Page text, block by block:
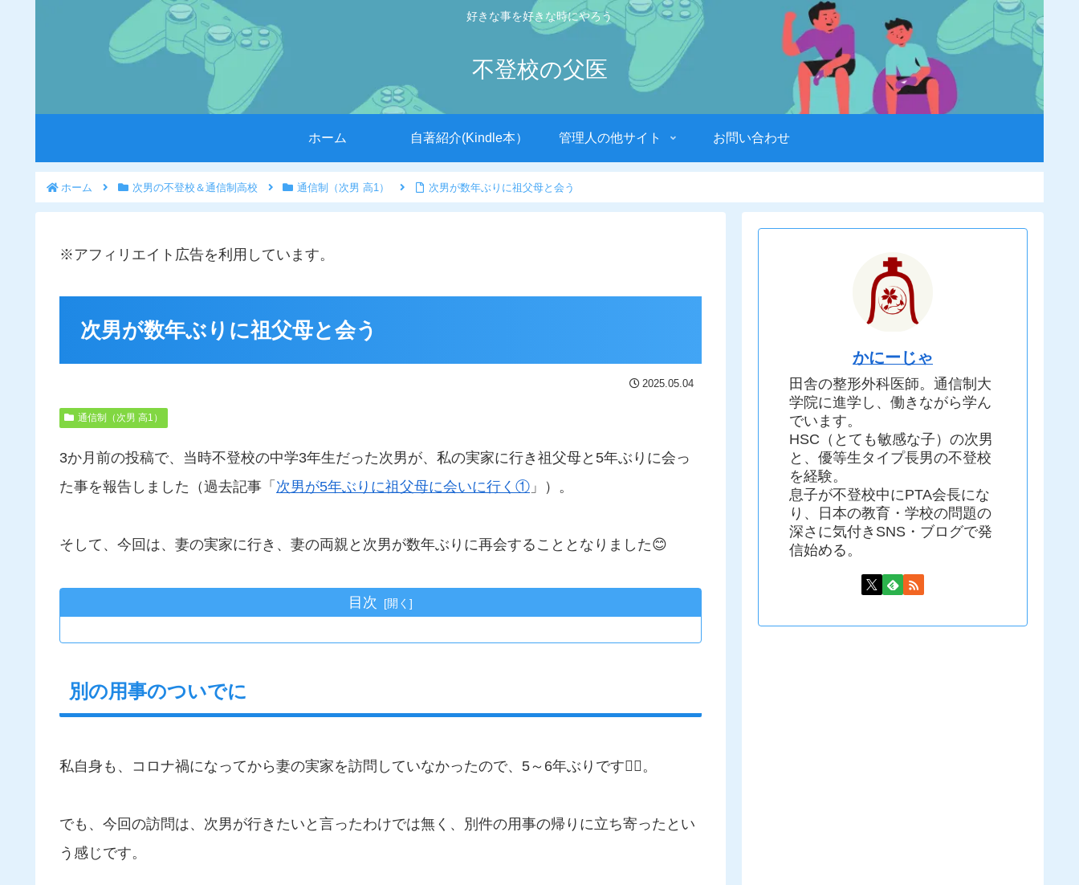
好きな事を好きな時にやろう
不登校の父医
ホーム 自著紹介(Kindle本） 管理人の他サイト お問い合わせ
ホーム 次男の不登校＆通信制高校 通信制（次男 高1） 次男が数年ぶりに祖父母と会う
※アフィリエイト広告を利用しています。
次男が数年ぶりに祖父母と会う
2025.05.04
通信制（次男 高1）
3か月前の投稿で、当時不登校の中学3年生だった次男が、私の実家に行き祖父母と5年ぶりに会っ
た事を報告しました（過去記事「 次男が5年ぶりに祖父母に会いに行く① 」）。
そして、今回は、妻の実家に行き、妻の両親と次男が数年ぶりに再会することとなりました😊
目次
別の用事のついでに
私自身も、コロナ禍になってから妻の実家を訪問していなかったので、5～6年ぶりです🙇‍♂️。
でも、今回の訪問は、次男が行きたいと言ったわけでは無く、別件の用事の帰りに立ち寄ったとい
う感じです。
かにーじゃ
田舎の整形外科医師。通信制大
学院に進学し、働きながら学ん
でいます。
HSC（とても敏感な子）の次男
と、優等生タイプ長男の不登校
を経験。
息子が不登校中にPTA会長にな
り、日本の教育・学校の問題の
深さに気付きSNS・ブログで発
信始める。